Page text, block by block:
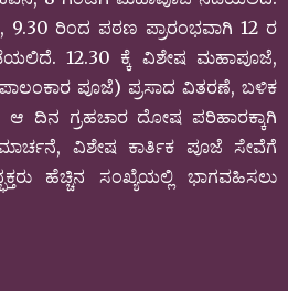
9.30 ರಿಂದ ಪಠಣ ಪ್ರಾರಂಭವಾಗಿ 12 ರ
12.30 ಕ್ಕೆ ವಿಶೇಷ ಮಹಾಪೂಜೆ,
ಪೂಜೆ) ಪ್ರಸಾದ ವಿತರಣೆ, ಬಳಿಕ
ದಿನ ಗ್ರಹಚಾರ ದೋಷ ಪರಿಹಾರಕ್ಕಾಗಿ
ವಿಶೇಷ ಕಾರ್ತಿಕ ಪೂಜೆ ಸೇವೆಗೆ
ಹೆಚ್ಚಿನ ಸಂಖ್ಯೆಯಲ್ಲಿ ಭಾಗವಹಿಸಲು